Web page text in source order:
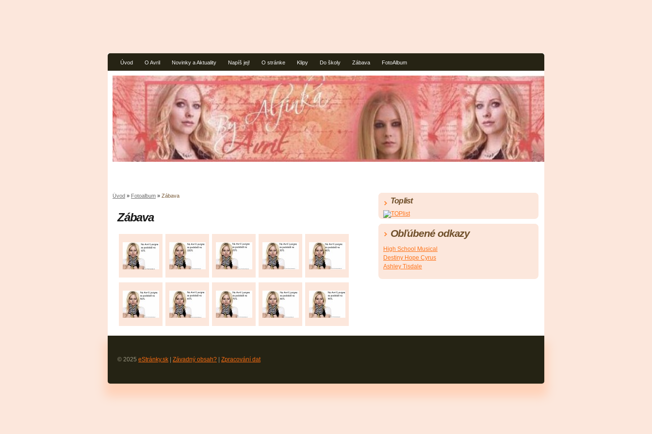
Úvod O Avril Novinky a Aktuality Napíš jej! O stránke Klipy Do školy Zábava FotoAlbum
Úvod » Fotoalbum » Zábava
Zábava
Toplist
Obľúbené odkazy
High School Musical
Destiny Hope Cyrus
Ashley Tisdale
© 2025 eStránky.sk Závadný obsah? Zpracování dat